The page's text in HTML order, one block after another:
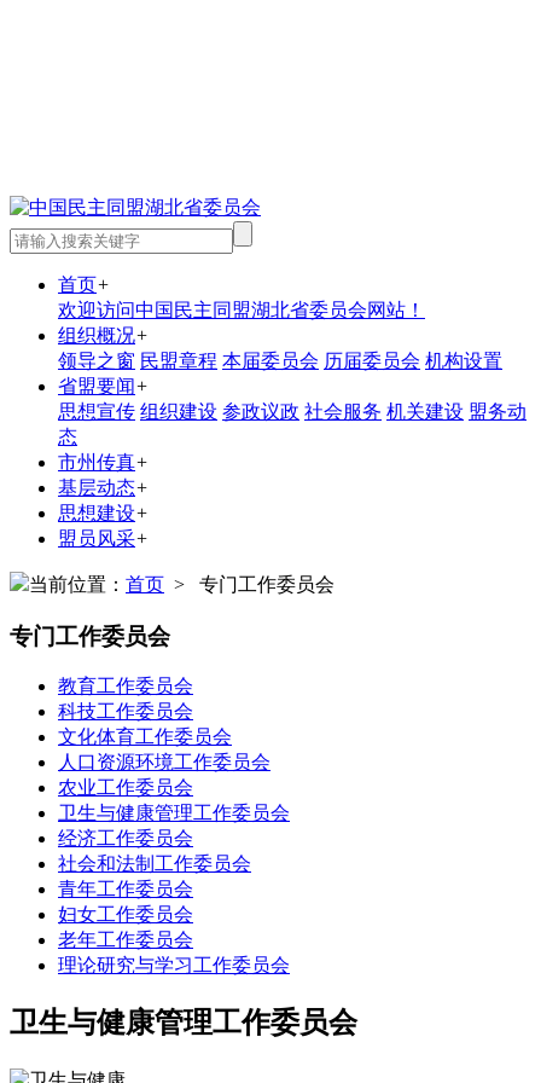
首页+
欢迎访问中国民主同盟湖北省委员会网站！
组织概况+
领导之窗 民盟章程 本届委员会 历届委员会 机构设置
省盟要闻+
思想宣传 组织建设 参政议政 社会服务 机关建设 盟务动
态
市州传真+
基层动态+
思想建设+
盟员风采+
当前位置： 首页 > 专门工作委员会
专门工作委员会
教育工作委员会
科技工作委员会
文化体育工作委员会
人口资源环境工作委员会
农业工作委员会
卫生与健康管理工作委员会
经济工作委员会
社会和法制工作委员会
青年工作委员会
妇女工作委员会
老年工作委员会
理论研究与学习工作委员会
卫生与健康管理工作委员会